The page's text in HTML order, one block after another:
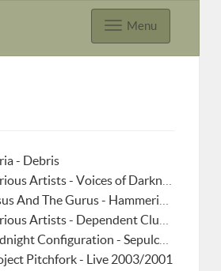
Menu
- Debris
Artists - Voices of Darkness
And The Gurus - Hammering On The Gates Of Heaven
Artists - Dependent Club Invasion
Configuration - Sepulchre Rose
Pitchfork - Live 2003/2001